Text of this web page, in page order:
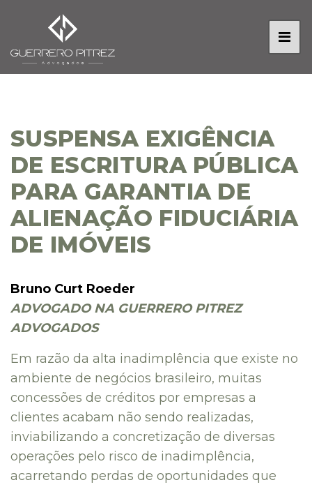
SUSPENSA EXIGÊNCIA
DE ESCRITURA PÚBLICA
PARA GARANTIA DE
ALIENAÇÃO FIDUCIÁRIA
DE IMÓVEIS
Bruno Curt Roeder
ADVOGADO NA GUERRERO PITREZ
ADVOGADOS
Em razão da alta inadimplência que existe no
ambiente de negócios brasileiro, muitas
concessões de créditos por empresas a
clientes acabam não sendo realizadas,
inviabilizando a concretização de diversas
operações pelo risco de inadimplência,
acarretando perdas de oportunidades que